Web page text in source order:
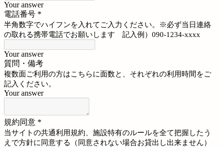
Your answer
電話番号 *
半角数字でハイフンを入れてご入力ください。※必ず当日連絡
の取れる携帯電話でお願いします 記入例）090-1234-xxxx
Your answer
質問・備考
複数面ご利用の方はこちらに面数と、それぞれの利用時間をご
記入ください。
Your answer
規約同意 *
当サイトの共通利用規約、施設特有のルールを全て把握したう
えで方針に同意する（同意されない場合お貸出し出来ません）